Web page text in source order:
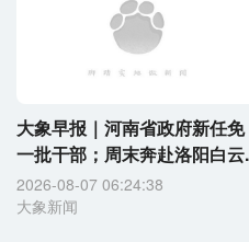
大象早报｜河南省政府新任免
一批干部；周末奔赴洛阳白云
2026-08-07 06:24:38
大象新闻